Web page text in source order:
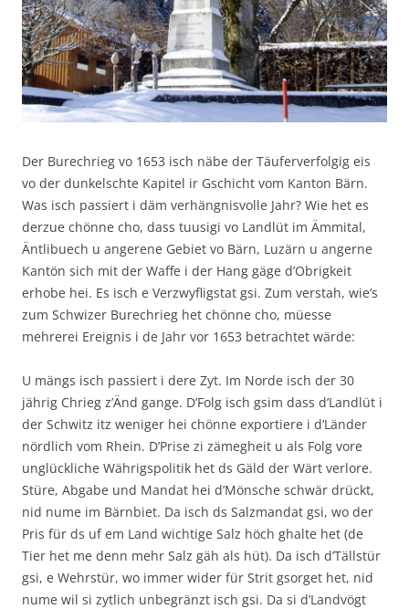
Der Burechrieg vo 1653 isch näbe der Täuferverfolgig eis
vo der dunkelschte Kapitel ir Gschicht vom Kanton Bärn.
Was isch passiert i däm verhängnisvolle Jahr? Wie het es
derzue chönne cho, dass tuusigi vo Landlüt im Ämmital,
Äntlibuech u angerene Gebiet vo Bärn, Luzärn u angerne
Kantön sich mit der Waffe i der Hang gäge d’Obrigkeit
erhobe hei. Es isch e Verzwyfligstat gsi. Zum verstah, wie’s
zum Schwizer Burechrieg het chönne cho, müesse
mehrerei Ereignis i de Jahr vor 1653 betrachtet wärde:
U mängs isch passiert i dere Zyt. Im Norde isch der 30
jährig Chrieg z’Änd gange. D’Folg isch gsim dass d’Landlüt i
der Schwitz itz weniger hei chönne exportiere i d’Länder
nördlich vom Rhein. D’Prise zi zämegheit u als Folg vore
unglückliche Währigspolitik het ds Gäld der Wärt verlore.
Stüre, Abgabe und Mandat hei d’Mönsche schwär drückt,
nid nume im Bärnbiet. Da isch ds Salzmandat gsi, wo der
Pris für ds uf em Land wichtige Salz höch ghalte het (de
Tier het me denn mehr Salz gäh als hüt). Da isch d’Tällstür
gsi, e Wehrstür, wo immer wider für Strit gsorget het, nid
nume wil si zytlich unbegränzt isch gsi. Da si d’Landvögt